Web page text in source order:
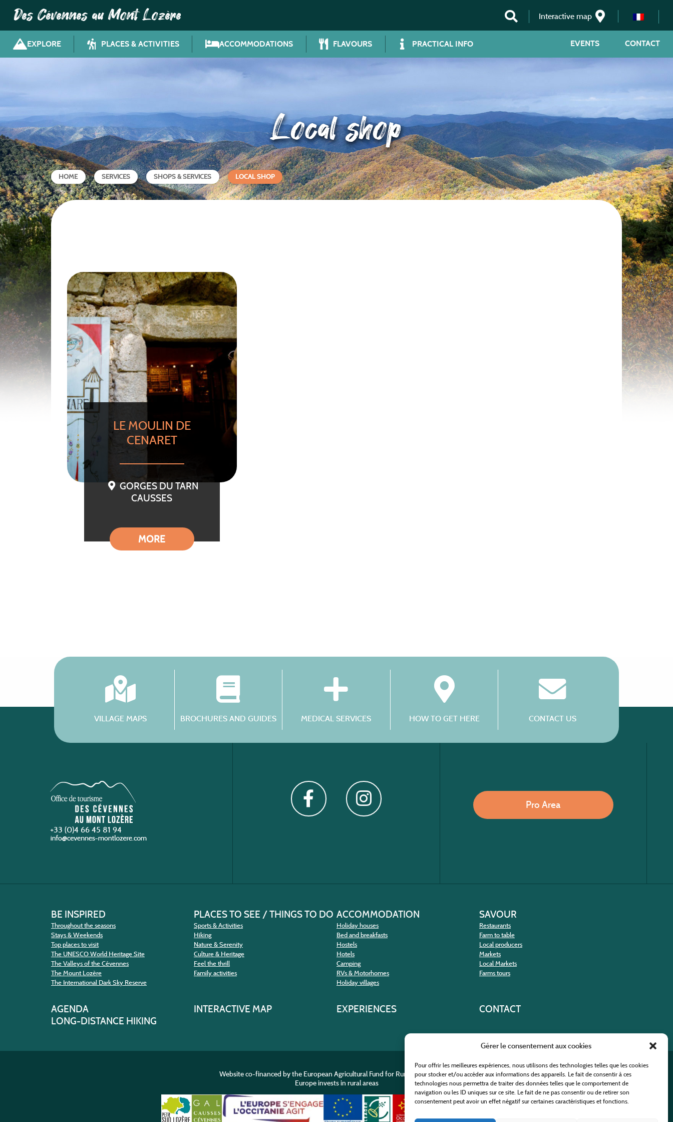
Gérer le consentement aux cookies
Pour offrir les meilleures expériences, nous utilisons des technologies telles que les cookies
pour stocker et/ou accéder aux informations des appareils. Le fait de consentir à ces
technologies nous permettra de traiter des données telles que le comportement de
navigation ou les ID uniques sur ce site. Le fait de ne pas consentir ou de retirer son
consentement peut avoir un effet négatif sur certaines caractéristiques et fonctions.
Des Cévennes au Mont Lozère Interactive map
EXPLORE PLACES & ACTIVITIES ACCOMMODATIONS FLAVOURS PRACTICAL INFO CONTACT
EVENTS
Local shop
HOME SERVICES SHOPS & SERVICES LOCAL SHOP
LE MOULIN DE
CENARET
GORGES DU TARN
CAUSSES
MORE
VILLAGE MAPS BROCHURES AND GUIDES MEDICAL SERVICES HOW TO GET HERE CONTACT US
+33 (0)4 66 45 81 94
Pro Area
BE INSPIRED
Throughout the seasons
Stays & Weekends
Top places to visit
The UNESCO World Heritage Site
The Valleys of the Cévennes
The Mount Lozère
The International Dark Sky Reserve
PLACES TO SEE / THINGS TO DO
Sports & Activities
Hiking
Nature & Serenity
Culture & Heritage
Feel the thrill
Family activities
ACCOMMODATION
Holiday houses
Bed and breakfasts
Hostels
Hotels
Camping
RVs & Motorhomes
Holiday villages
SAVOUR
Restaurants
Farm to table
Local producers
Markets
Local Markets
Farms tours
AGENDA INTERACTIVE MAP EXPERIENCES
CONTACT
LONG-DISTANCE HIKING
Website co-financed by the European Agricultural Fund for Rural Development
Europe invests in rural areas